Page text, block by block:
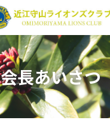
会長あいさつ